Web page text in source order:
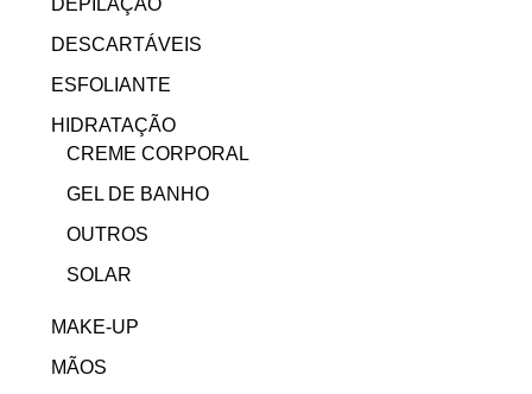
DEPILAÇÃO
DESCARTÁVEIS
ESFOLIANTE
HIDRATAÇÃO
CREME CORPORAL
GEL DE BANHO
OUTROS
SOLAR
MAKE-UP
MÃOS